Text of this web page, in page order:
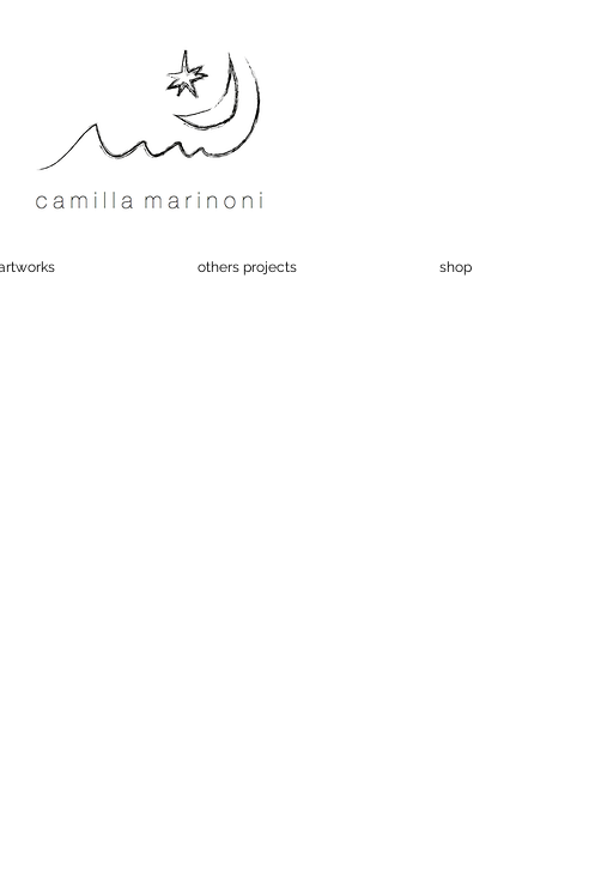
others projects shop